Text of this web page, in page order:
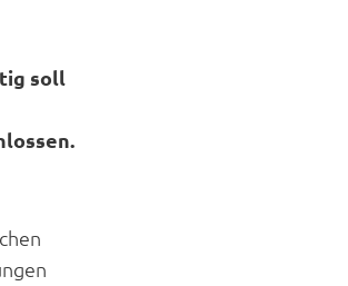
soll